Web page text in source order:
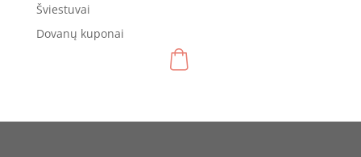
Šviestuvai
Dovanų kuponai